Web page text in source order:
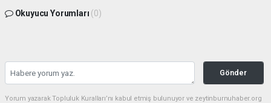
Okuyucu Yorumları (0)
Gönder
Yorum yazarak Topluluk Kuralları’nı kabul etmiş bulunuyor ve zeytinburnuhaber.org